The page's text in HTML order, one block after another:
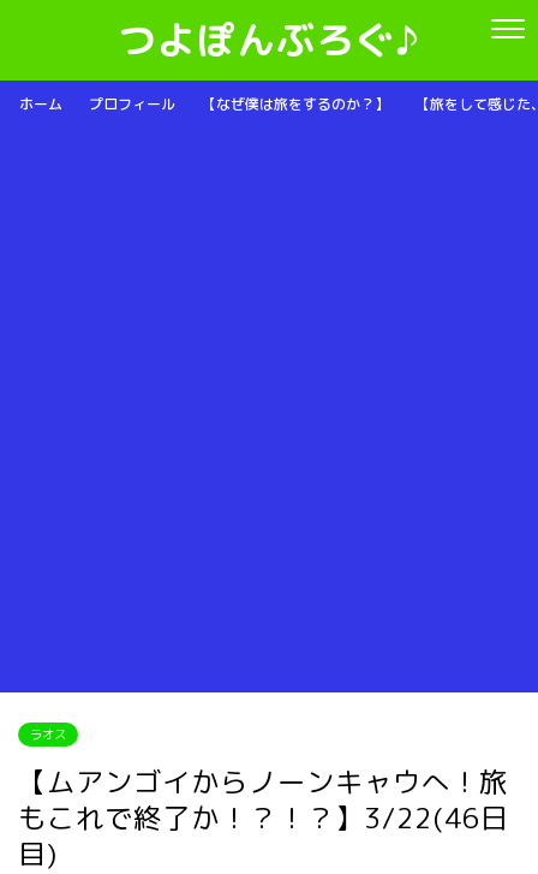
つよぽんぶろぐ♪
ホーム プロフィール 【なぜ僕は旅をするのか？】 【旅をして感じ
ラオス
【ムアンゴイからノーンキャウへ！旅
もこれで終了か！？！？】3/22(46日
目)